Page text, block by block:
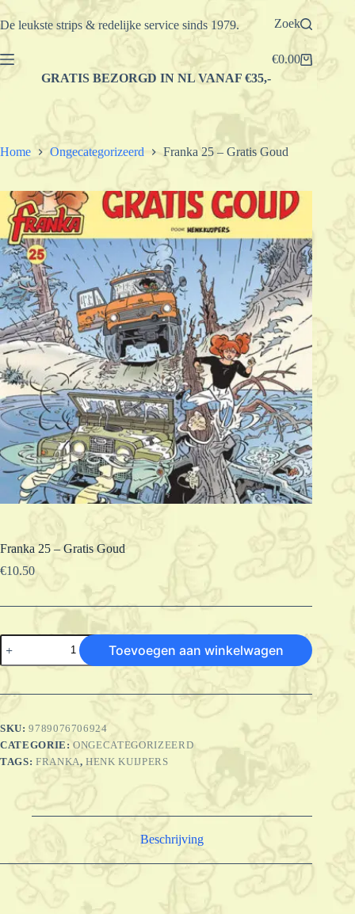
Ga
naar
De leukste strips & redelijke service sinds 1979. Zoek
Winkelwagen
€0.00
GRATIS BEZORGD IN NL VANAF €35,-
Home Ongecategorizeerd Franka 25 – Gratis Goud
Franka 25 – Gratis Goud
€10.50
Franka
25
-
Goud
Toevoegen aan winkelwagen
SKU:9789076706924
CATEGORIE:ONGECATEGORIZEERD
TAGS: FRANKA,HENK KUIJPERS
Beschrijving